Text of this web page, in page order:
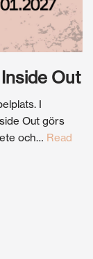
Out
I
Out görs
och… Read